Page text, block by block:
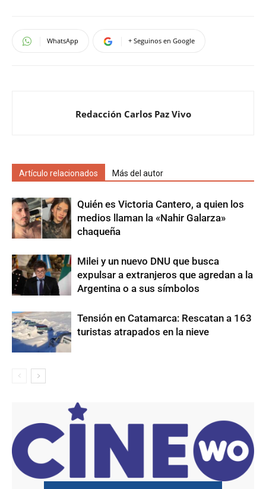
WhatsApp + Seguinos en Google
Redacción Carlos Paz Vivo
Artículo relacionados Más del autor
Quién es Victoria Cantero, a quien los
medios llaman la «Nahir Galarza»
chaqueña
Milei y un nuevo DNU que busca
expulsar a extranjeros que agredan a la
Argentina o a sus símbolos
Tensión en Catamarca: Rescatan a 163
turistas atrapados en la nieve